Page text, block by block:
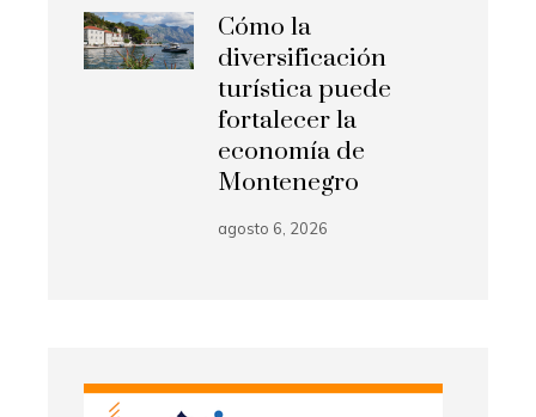
Cómo la
diversificación
turística puede
fortalecer la
economía de
Montenegro
agosto 6, 2026